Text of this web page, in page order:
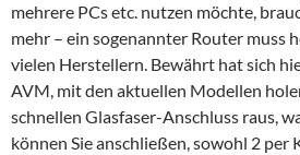
mehrere PCs etc. nutzen möchte,
mehr – ein sogenannter Router muss
vielen Herstellern. Bewährt hat sich
AVM, mit den aktuellen Modellen
schnellen Glasfaser-Anschluss raus,
können Sie anschließen, sowohl 2 per